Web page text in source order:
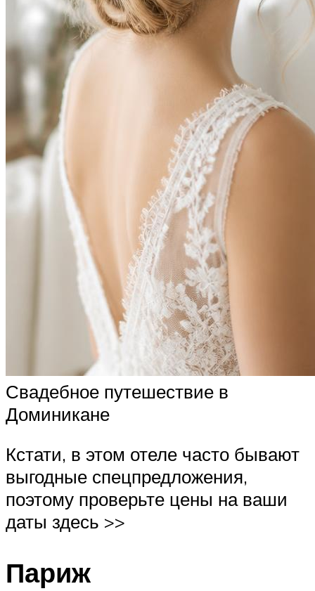
Свадебное путешествие в
Доминикане
Кстати, в этом отеле часто бывают
выгодные спецпредложения,
поэтому проверьте цены на ваши
даты здесь >>
Париж